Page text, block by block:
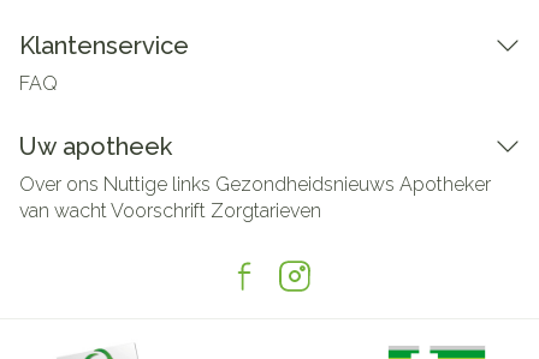
Klantenservice
FAQ
Uw apotheek
Over ons Nuttige links Gezondheidsnieuws Apotheker
van wachtVoorschrift Zorgtarieven